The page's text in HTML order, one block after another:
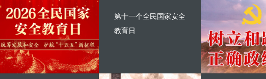
第十一个全民国家安全
教育日